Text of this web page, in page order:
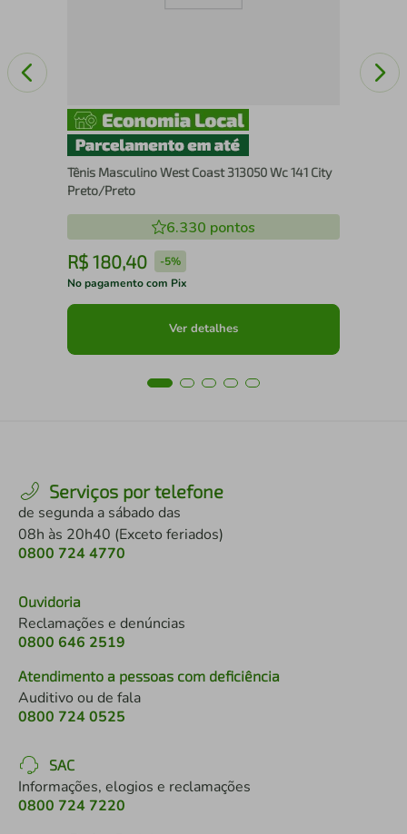
Tênis Masculino West Coast 313050 Wc 141 City
Preto/Preto
6.330 pontos
R$ 180,40 -5%
No pagamento com Pix
Ver detalhes
Serviços por telefone
de segunda a sábado das
08h às 20h40 (Exceto feriados)
0800 724 4770
Ouvidoria
Reclamações e denúncias
0800 646 2519
Atendimento a pessoas com deficiência
Auditivo ou de fala
0800 724 0525
SAC
Informações, elogios e reclamações
0800 724 7220